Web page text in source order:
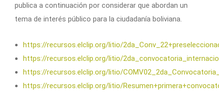
publica a continuación por considerar que abordan un
tema de interés público para la ciudadanía boliviana.
https://recursos.elclip.org/litio/
https://recursos.elclip.org/litio/
https://recursos.elclip.org/litio/
https://recursos.elclip.org/litio/